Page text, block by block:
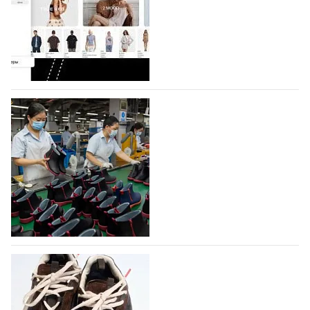
Co., Ltd., основанная в 2011 году и расположенная в
Гуанчжоу, столице моды Китая, является
профессиональной обувной компанией,
объединяющей разработку, производство и…
07.08.2026 631
На платформе Lamoda - новый раздел и
условия продвижения локальных
дизайнерских марок
Российский маркетплейс Lamoda решил обновить
раздел для продажи продукции локальных
дизайнерских марок одежды, обуви и аксессуаров.
Бренды также получат маркетинговую…
06.08.2026 811
Объем мирового производства обуви в
2025 году практически не увеличился